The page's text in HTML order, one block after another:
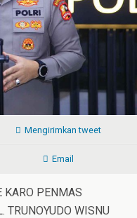
Mengirimkan tweet
Email
KARO PENMAS
TRUNOYUDO WISNU